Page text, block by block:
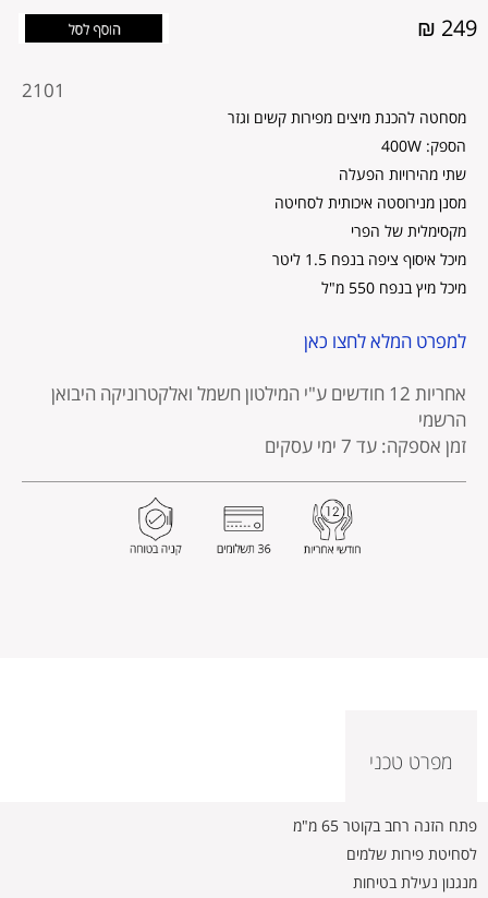
249 ₪
2101
מוצר
מסחטה להכנת מיצים מפירות קשים וגזר
הספק: 400W
שתי מהירויות הפעלה
מסנן מנירוסטה איכותית לסחיטה
מקסימלית של הפרי
מיכל איסוף ציפה בנפח 1.5 ליטר
מיכל מיץ בנפח 550 מ"ל
למפרט המלא לחצו כאן
אחריות 12 חודשים
ע"י המילטון חשמל ואלקטרוניקה היבואן
הרשמי
זמן אספקה: עד 7 ימי עסקים
מפרט טכני
פתח הזנה רחב בקוטר 65 מ"מ
לסחיטת פירות שלמים
מנגנון נעילת בטיחות